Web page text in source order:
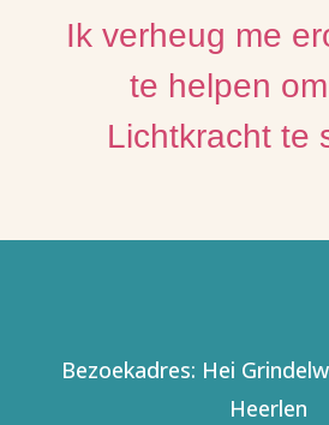
Ik verheug me
te helpen
Lichtkracht te
Bezoekadres: Hei
Heerlen